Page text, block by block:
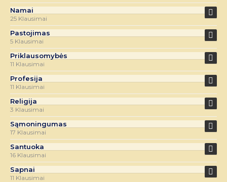
Namai
25 Klausimai
Pastojimas
5 Klausimai
Priklausomybės
11 Klausimai
Profesija
11 Klausimai
Religija
3 Klausimai
Sąmoningumas
17 Klausimai
Santuoka
16 Klausimai
Sapnai
11 Klausimai